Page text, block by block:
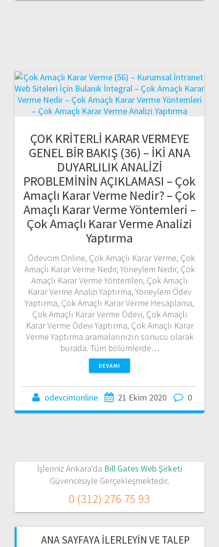
ÇOK KRİTERLİ KARAR VERMEYE
GENEL BİR BAKIŞ (36) – İKİ ANA
DUYARLILIK ANALİZİ
PROBLEMİNİN AÇIKLAMASI – Çok
Amaçlı Karar Verme Nedir? – Çok
Amaçlı Karar Verme Yöntemleri –
Çok Amaçlı Karar Verme Analizi
Yaptırma
Ödevcim Online, Çok Amaçlı Karar Verme, Çok
Amaçlı Karar Verme Nedir, Yöneylem Nedir, Çok
Amaçlı Karar Verme Yöntemleri, Çok Amaçlı
Karar Verme Analizi Yaptırma, Yöneylem Ödev
Yaptırma, Çok Amaçlı Karar Verme Hesaplama,
Çok Amaçlı Karar Verme Ödevi, Çok Amaçlı
Karar Verme Ödevi Yaptırma, Çok Amaçlı Karar
Verme Yaptırma aramalarınızın sonucu olarak
burada. Tüm bölümlerde…
DEVAMI
odevcimonline 21 Ekim 2020 0
İşleriniz Ankara'da Bill Gates Web Şirketi
Güvencesiyle Gerçekleşmektedir.
0 (312) 276 75 93
ANA SAYFAYA İLERLEYIN VE TALEP